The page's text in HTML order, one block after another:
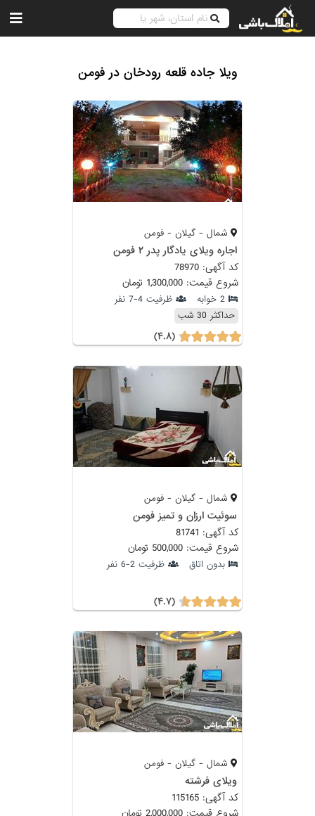
ویلا جاده قلعه رودخان در فومن
شمال - گیلان - فومن
اجاره ویلای یادگار پدر ۲ فومن
کد آگهی: 78970
شروع قیمت: 1,300,000 تومان
2 خوابه
ظرفیت 4-7 نفر
حداکثر 30 شب
(۴.۸)
شمال - گیلان - فومن
سوئیت ارزان و تمیز فومن
کد آگهی: 81741
شروع قیمت: 500,000 تومان
بدون اتاق ظرفیت 2-6 نفر
(۴.۷)
شمال - گیلان - فومن
ویلای فرشته
کد آگهی: 115165